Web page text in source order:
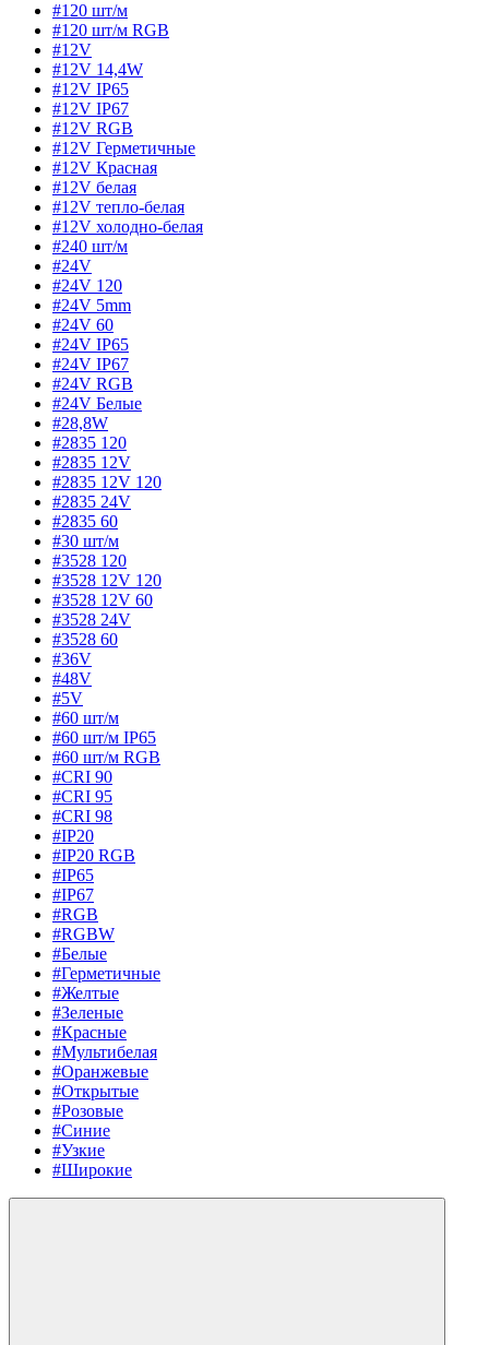
#120 шт/м
#120 шт/м RGB
#12V
#12V 14,4W
#12V IP65
#12V IP67
#12V RGB
#12V Герметичные
#12V Красная
#12V белая
#12V тепло-белая
#12V холодно-белая
#240 шт/м
#24V
#24V 120
#24V 5mm
#24V 60
#24V IP65
#24V IP67
#24V RGB
#24V Белые
#28,8W
#2835 120
#2835 12V
#2835 12V 120
#2835 24V
#2835 60
#30 шт/м
#3528 120
#3528 12V 120
#3528 12V 60
#3528 24V
#3528 60
#36V
#48V
#5V
#60 шт/м
#60 шт/м IP65
#60 шт/м RGB
#CRI 90
#CRI 95
#CRI 98
#IP20
#IP20 RGB
#IP65
#IP67
#RGB
#RGBW
#Белые
#Герметичные
#Желтые
#Зеленые
#Красные
#Мультибелая
#Оранжевые
#Открытые
#Розовые
#Синие
#Узкие
#Широкие